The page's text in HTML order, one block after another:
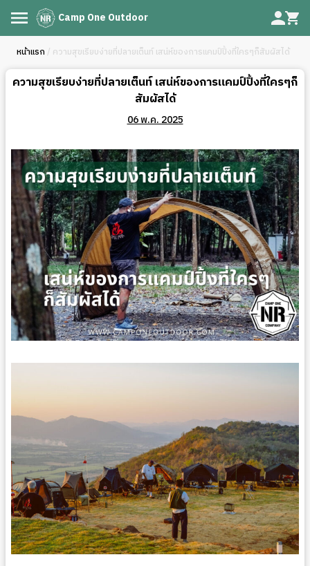
Camp One Outdoor
หน้าแรก / ความสุขเรียบง่ายที่ปลายเต็นท์ เสน่ห์ของการแคมป์ปิ้งที่ใครๆก็สัมผัสได้
ความสุขเรียบง่ายที่ปลายเต็นท์ เสน่ห์ของการแคมป์ปิ้งที่ใครๆก็
สัมผัสได้
06 พ.ค. 2025